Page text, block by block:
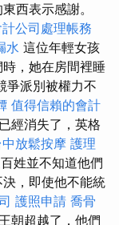
西表示感謝。
公司處理帳務
水 這位年輕女孩
，她在房間裡睡
爭派別被權力不
值得信賴的會計
經消失了，英格
中放鬆按摩 護理
姓並不知道他們
，即使他不能統
護照申請 喬骨
朝超越了，他們